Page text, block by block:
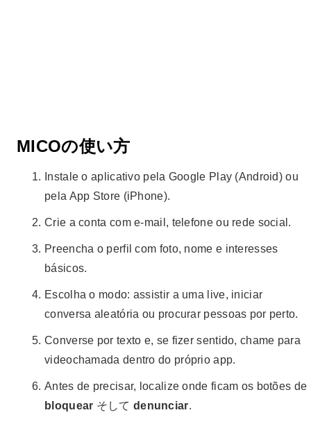
MICOの使い方
Instale o aplicativo pela Google Play (Android) ou
pela App Store (iPhone).
Crie a conta com e-mail, telefone ou rede social.
Preencha o perfil com foto, nome e interesses
básicos.
Escolha o modo: assistir a uma live, iniciar
conversa aleatória ou procurar pessoas por perto.
Converse por texto e, se fizer sentido, chame para
videochamada dentro do próprio app.
Antes de precisar, localize onde ficam os botões de
bloquear そして denunciar.